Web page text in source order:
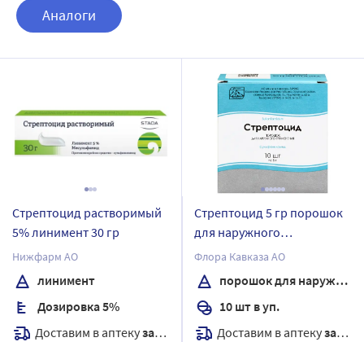
Аналоги
Стрептоцид растворимый
5% линимент 30 гр
Нижфарм АО
линимент
Дозировка 5%
Доставим в аптекузавтра
Стрептоцид 5 гр порошок
для наружного
применения пакет 10 шт.
Флора Кавказа АО
порошок для наружного применения
10 шт в уп.
Доставим в аптекузавтра